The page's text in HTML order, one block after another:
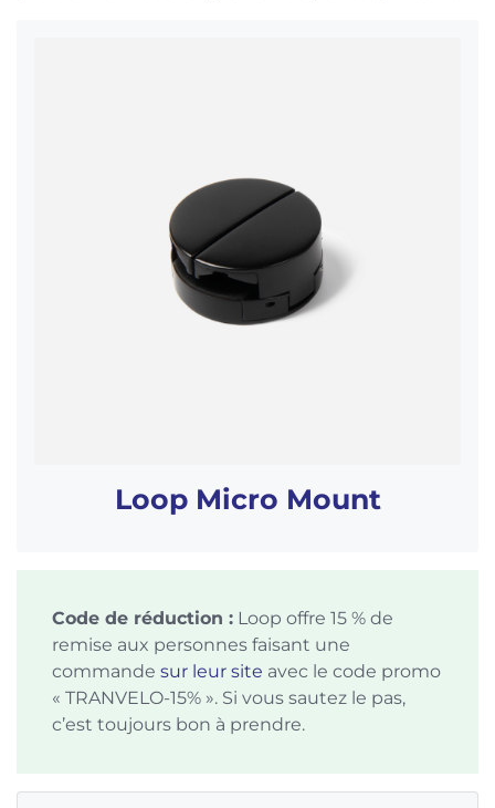
Loop Micro Mount
Code de réduction : Loop offre 15 % de
remise aux personnes faisant une
commande sur leur site avec le code promo
« TRANVELO-15% ». Si vous sautez le pas,
c’est toujours bon à prendre.